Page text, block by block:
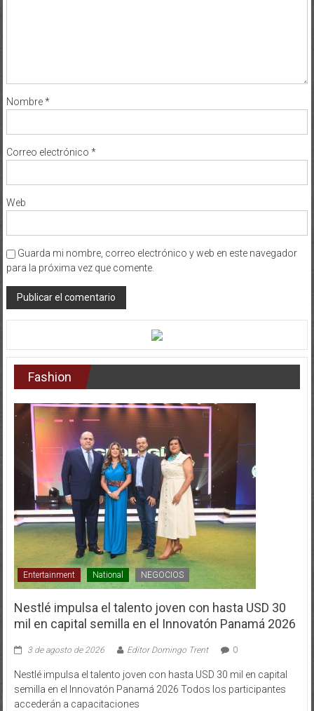
Nombre*
Correo electrónico *
Web
Guarda mi nombre, correo electrónico y web en este navegador
para la próxima vez que comente.
Fashion
Entertainment National NEGOCIOS
Nestlé impulsa el talento joven con hasta USD 30
mil en capital semilla en el Innovatón Panamá 2026
3 de agosto de 2026 Editor Domingo Trent 0
Nestlé impulsa el talento joven con hasta USD 30 mil en capital
semilla en el Innovatón Panamá 2026 Todos los participantes
accederán a capacitaciones